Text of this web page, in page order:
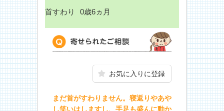
首すわり 0歳6ヵ月
お気に入りに登録
まだ首がすわりません。寝返りやあや
し笑いはしますし、手足も盛んに動か